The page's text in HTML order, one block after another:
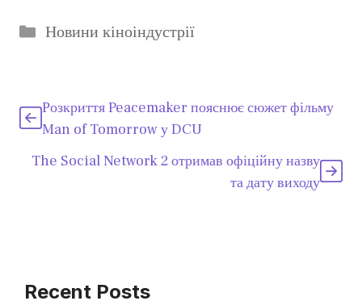
Категорії
Новини кіноіндустрії
Розкриття Peacemaker пояснює сюжет фільму
Man of Tomorrow у DCU
The Social Network 2 отримав офіційну назву
та дату виходу
Recent Posts